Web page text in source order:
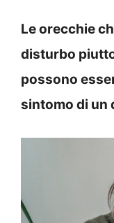
Le orecchie
disturbo
possono
sintomo di un